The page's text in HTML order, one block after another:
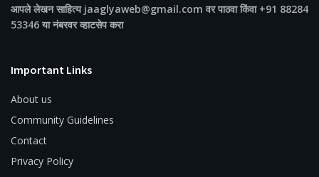
आपले लेखन साहित्य jaaglyaweb@gmail.com वर पाठवा किंवा +91 88284
53346 या नंबरवर व्हाटसेप करा
Important Links
About us
Community Guidelines
Contact
Privacy Policy